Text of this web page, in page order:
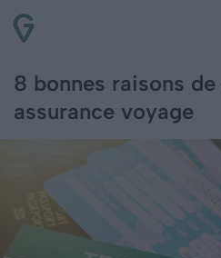
8 bonnes raisons
assurance voyage